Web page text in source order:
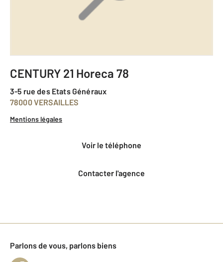
CENTURY 21 Horeca 78
3-5 rue des Etats Généraux
78000 VERSAILLES
Mentions légales
voir le téléphone
Contacter l'agence
Parlons de vous, parlons biens